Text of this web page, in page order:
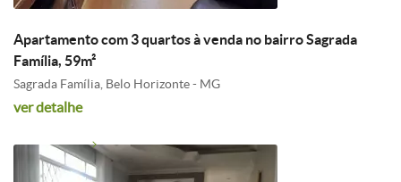
Apartamento com 3 quartos à venda no bairro Sagrada
Família, 59m²
Sagrada Família, Belo Horizonte - MG
ver detalhe